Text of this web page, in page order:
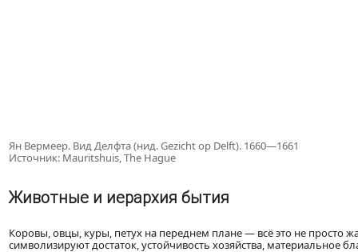
Ян Вермеер. Вид Делфта (нид. Gezicht op Delft). 1660—1661
Источник: Mauritshuis, The Hague
Животные и иерархия бытия
Коровы, овцы, куры, петух на переднем плане — всё это не просто
символизируют достаток, устойчивость хозяйства, материальное